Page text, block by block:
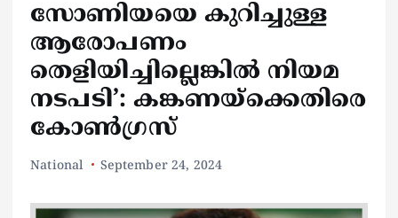
സോണിയയെ കുറിച്ചുള്ള
ആരോപണം
തെളിയിച്ചില്ലെങ്കിൽ നിയമ
നടപടി’: കങ്കണയ്ക്കെതിരെ
കോണ്‍ഗ്രസ്
National September 24, 2024